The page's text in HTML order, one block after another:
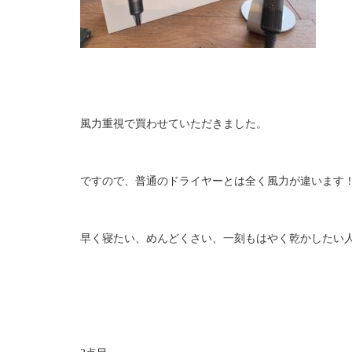
風力重視で買わせていただきました。
ですので、普通のドライヤーとは全く風力が違います！
早く寝たい、めんどくさい、一刻もはやく乾かしたい